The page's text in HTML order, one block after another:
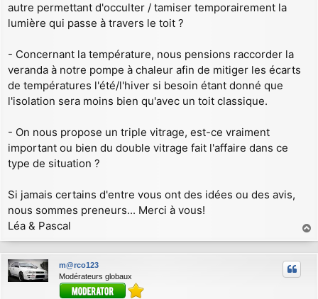
autre permettant d'occulter / tamiser temporairement la
lumière qui passe à travers le toit ?
- Concernant la température, nous pensions raccorder la
veranda à notre pompe à chaleur afin de mitiger les écarts
de températures l'été/l'hiver si besoin étant donné que
l'isolation sera moins bien qu'avec un toit classique.
- On nous propose un triple vitrage, est-ce vraiment
important ou bien du double vitrage fait l'affaire dans ce
type de situation ?
Si jamais certains d'entre vous ont des idées ou des avis,
nous sommes preneurs... Merci à vous!
Léa & Pascal
a
u
m@rco123
Modérateurs globaux